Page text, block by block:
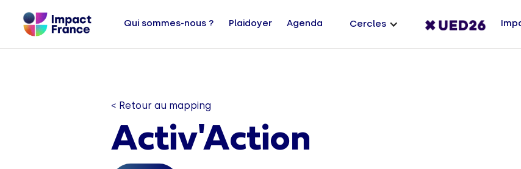
Qui sommes-nous ? Plaidoyer Agenda Cercles
< Retour au mapping
Activ'Action